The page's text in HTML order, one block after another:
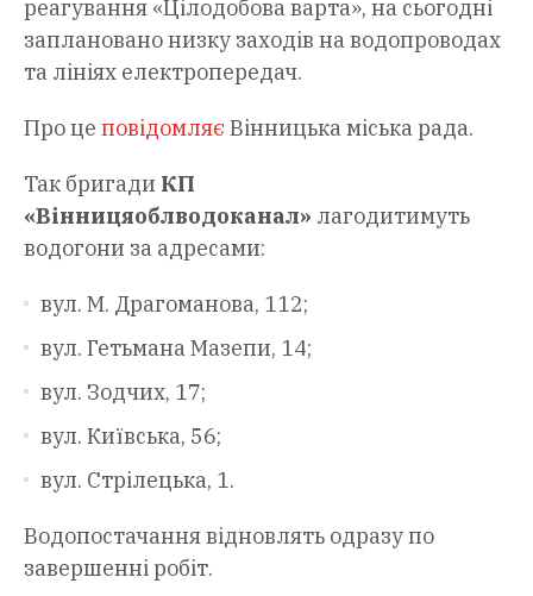
реагування «Цілодобова варта», на сьогодні
заплановано низку заходів на водопроводах
та лініях електропередач.
Про це повідомляє Вінницька міська рада.
Так бригади КП
«Вінницяоблводоканал» лагодитимуть
водогони за адресами:
вул. М. Драгоманова, 112;
вул. Гетьмана Мазепи, 14;
вул. Зодчих, 17;
вул. Київська, 56;
вул. Стрілецька, 1.
Водопостачання відновлять одразу по
завершенні робіт.